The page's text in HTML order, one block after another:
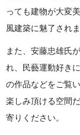
っても建物が大変
風建築に魅了されま
また、安藤忠雄氏
れ、民藝運動好き
の作品などをご覧
楽しみ頂ける空間
寄りください。